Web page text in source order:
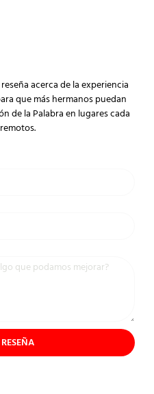
acerca de la experiencia
que más hermanos puedan
de la Palabra en lugares cada